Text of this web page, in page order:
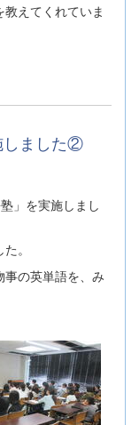
えてくれていま
しました②
」を実施しまし
。
の英単語を、み